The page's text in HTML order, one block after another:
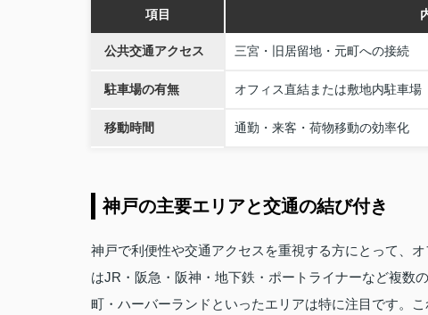
項目
公共交通アクセス 三宮・旧居留地・元町への接続
駐車場の有無 オフィス直結または敷地内駐車場
移動時間 通勤・来客・荷物移動の効率化
神戸の主要エリアと交通の結び付き
神戸で利便性や交通アクセスを重視する方にとって、
はJR・阪急・阪神・地下鉄・ポートライナーなど複数
町・ハーバーランドといったエリアは特に注目です。